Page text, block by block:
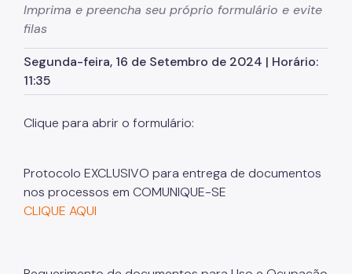
Planos Regionais
Urbanismo
Função Social
Mapas e Dados Urbanos
Imprima e preencha seu próprio formulário e evite
filas
Segunda-feira, 16 de Setembro de 2024 | Horário:
11:35
Clique para abrir o formulário:
Protocolo EXCLUSIVO para entrega de documentos
nos processos em COMUNIQUE-SE
CLIQUE AQUI